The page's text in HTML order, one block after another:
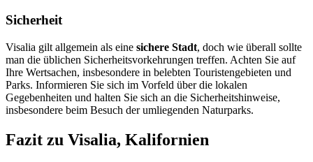
Sicherheit
Visalia gilt allgemein als eine sichere Stadt, doch wie überall sollte
man die üblichen Sicherheitsvorkehrungen treffen. Achten Sie auf
Ihre Wertsachen, insbesondere in belebten Touristengebieten und
Parks. Informieren Sie sich im Vorfeld über die lokalen
Gegebenheiten und halten Sie sich an die Sicherheitshinweise,
insbesondere beim Besuch der umliegenden Naturparks.
Fazit zu Visalia, Kalifornien